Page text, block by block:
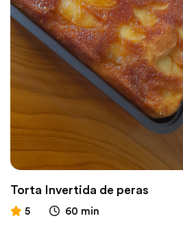
Torta Invertida de peras
5 60 min